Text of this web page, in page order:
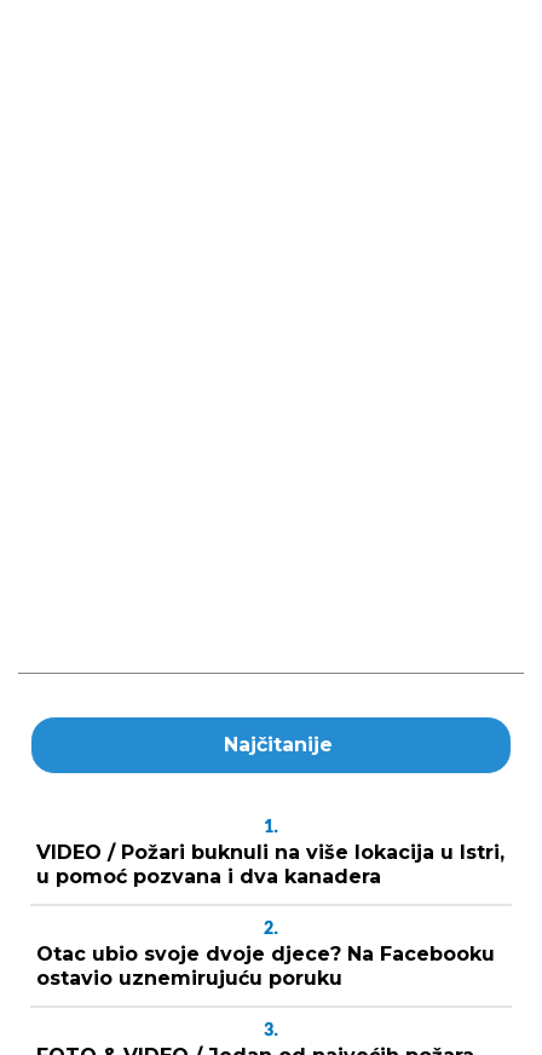
Najčitanije
1.
VIDEO / Požari buknuli na više lokacija u Istri,
u pomoć pozvana i dva kanadera
2.
Otac ubio svoje dvoje djece? Na Facebooku
ostavio uznemirujuću poruku
3.